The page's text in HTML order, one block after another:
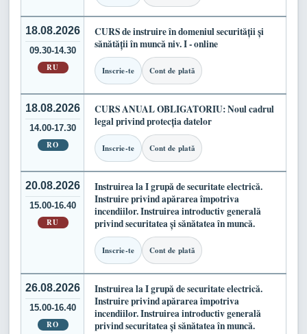
18.08.2026
09.30-14.30
RU
CURS de instruire în domeniul securității și
sănătății în muncă niv. I - online
Inscrie-te Cont de plată
18.08.2026
14.00-17.30
RO
CURS ANUAL OBLIGATORIU: Noul cadrul
legal privind protecția datelor
Inscrie-te Cont de plată
20.08.2026
15.00-16.40
RU
Instruirea la I grupă de securitate electrică.
Instruire privind apărarea împotriva
incendiilor. Instruirea introductiv generală
privind securitatea și sănătatea în muncă.
Inscrie-te Cont de plată
26.08.2026
15.00-16.40
RO
Instruirea la I grupă de securitate electrică.
Instruire privind apărarea împotriva
incendiilor. Instruirea introductiv generală
privind securitatea și sănătatea în muncă.